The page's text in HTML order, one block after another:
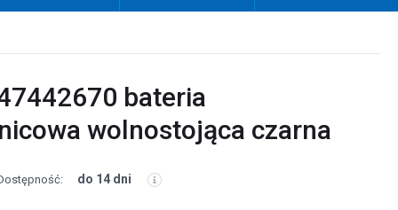
bateria
wolnostojąca czarna
do 14 dni